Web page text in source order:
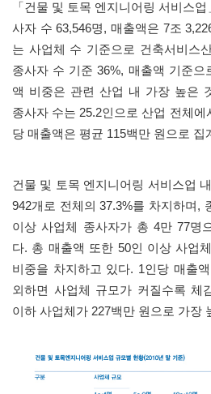
「 건물 및 토목 엔지니어링 서비스업
사자 수63,546명, 매출액은 7조
는 사업체 수 기준으로 건축서비스
종사자 수 기준36%, 매출액 기준으
액 비중은 관련 산업 내 가장 높은
종사자 수는25.2인으로 산업 전체에
당 매출액은 평균 115백만 원으로 집
건물 및 토목 엔지니어링 서비스업
942개로 전체의37.3%를 차지하며 ,
이상 사업체 종사자가 총 4만77명
다. 총 매출액 또한 50인 이상 사업
비중을 차지하고 있다. 1인당 매출
외하면 사업체 규모가 커질수록 체
이하 사업체가 227백만 원으로 가장